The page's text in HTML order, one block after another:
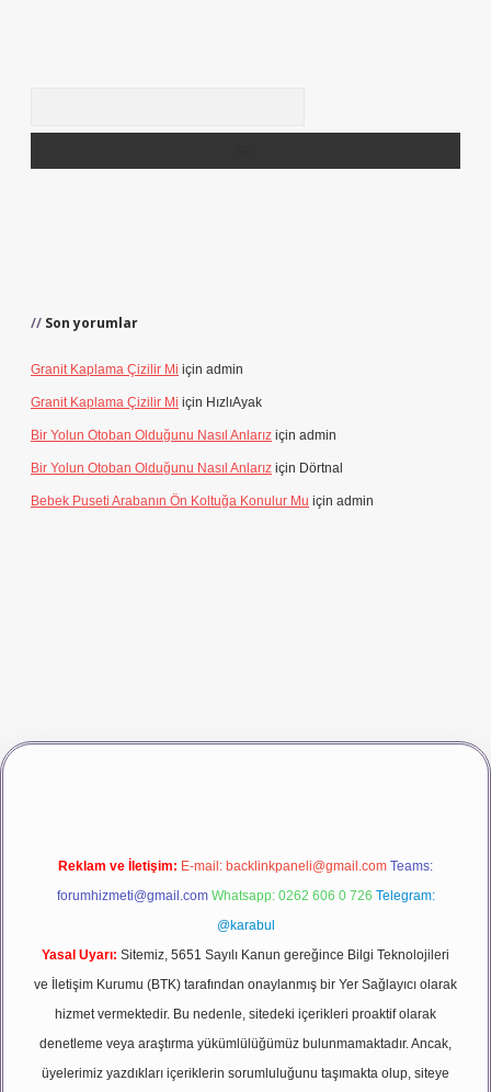
Son yorumlar
Granit Kaplama Çizilir Mi için admin
Granit Kaplama Çizilir Mi için HızlıAyak
Bir Yolun Otoban Olduğunu Nasıl Anlarız için admin
Bir Yolun Otoban Olduğunu Nasıl Anlarız için Dörtnal
Bebek Puseti Arabanın Ön Koltuğa Konulur Mu için admin
vdcasino girişbetexper
Reklam ve İletişim: E-mail: backlinkpaneli@gmail.com Teams:
forumhizmeti@gmail.com Whatsapp: 0262 606 0 726 Telegram:
@karabul
Yasal Uyarı: Sitemiz, 5651 Sayılı Kanun gereğince Bilgi Teknolojileri
ve İletişim Kurumu (BTK) tarafından onaylanmış bir Yer Sağlayıcı olarak
hizmet vermektedir. Bu nedenle, sitedeki içerikleri proaktif olarak
denetleme veya araştırma yükümlülüğümüz bulunmamaktadır. Ancak,
üyelerimiz yazdıkları içeriklerin sorumluluğunu taşımakta olup, siteye